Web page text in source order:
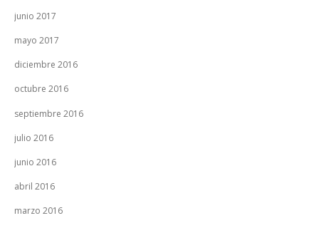
junio 2017
mayo 2017
diciembre 2016
octubre 2016
septiembre 2016
julio 2016
junio 2016
abril 2016
marzo 2016